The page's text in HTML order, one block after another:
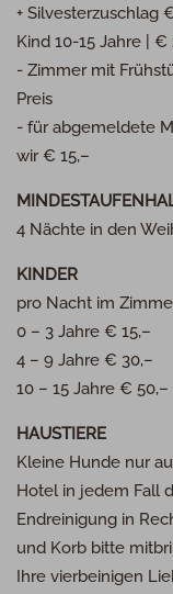
+ Silvesterzuschlag
Kind 10-15 Jahre |
- Zimmer mit
Preis
- für abgemeldete
wir € 15,–
4 Nächte in den
KINDER
pro Nacht im
0 – 3 Jahre € 15,–
4 – 9 Jahre € 30,–
10 – 15 Jahre € 50,–
HAUSTIERE
Kleine Hunde nur
Hotel in jedem Fall
Endreinigung in
und Korb bitte
Ihre vierbeinigen